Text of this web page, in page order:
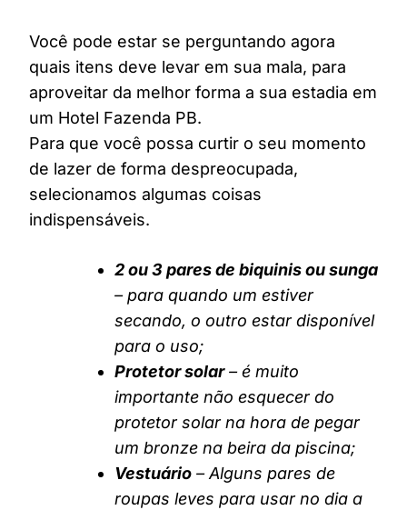
Você pode estar se perguntando agora
quais itens deve levar em sua mala, para
aproveitar da melhor forma a sua estadia em
um Hotel Fazenda PB.
Para que você possa curtir o seu momento
de lazer de forma despreocupada,
selecionamos algumas coisas
indispensáveis.
2 ou 3 pares de biquinis ou sunga
– para quando um estiver
secando, o outro estar disponível
para o uso;
Protetor solar– é muito
importante não esquecer do
protetor solar na hora de pegar
um bronze na beira da piscina;
Vestuário – Alguns pares de
roupas leves para usar no dia a